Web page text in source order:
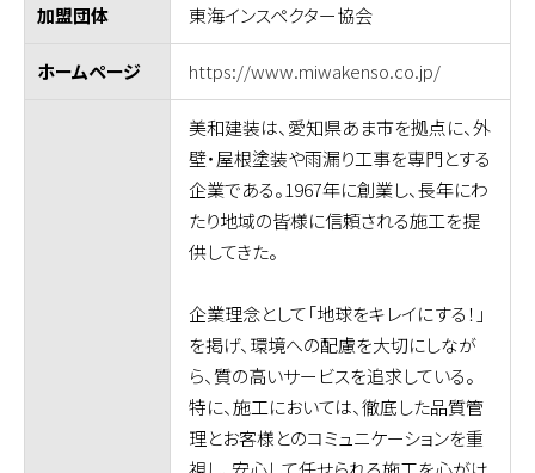
加盟団体 東海インスペクター協会
ホームページ https://www.miwakenso.co.jp/
美和建装は、愛知県あま市を拠点に、外
壁・屋根塗装や雨漏り工事を専門とする
企業である。1967年に創業し、長年にわ
たり地域の皆様に信頼される施工を提
供してきた。
企業理念として「地球をキレイにする！」
を掲げ、環境への配慮を大切にしなが
ら、質の高いサービスを追求している。
特に、施工においては、徹底した品質管
理とお客様とのコミュニケーションを重